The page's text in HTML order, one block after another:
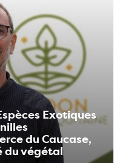
Exotiques
du Caucase,
du végétal